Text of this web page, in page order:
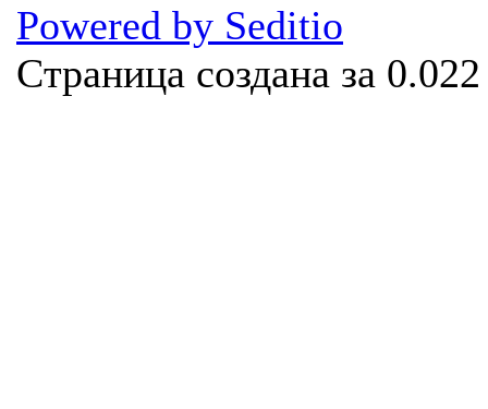
Powered by Seditio
Страница создана за